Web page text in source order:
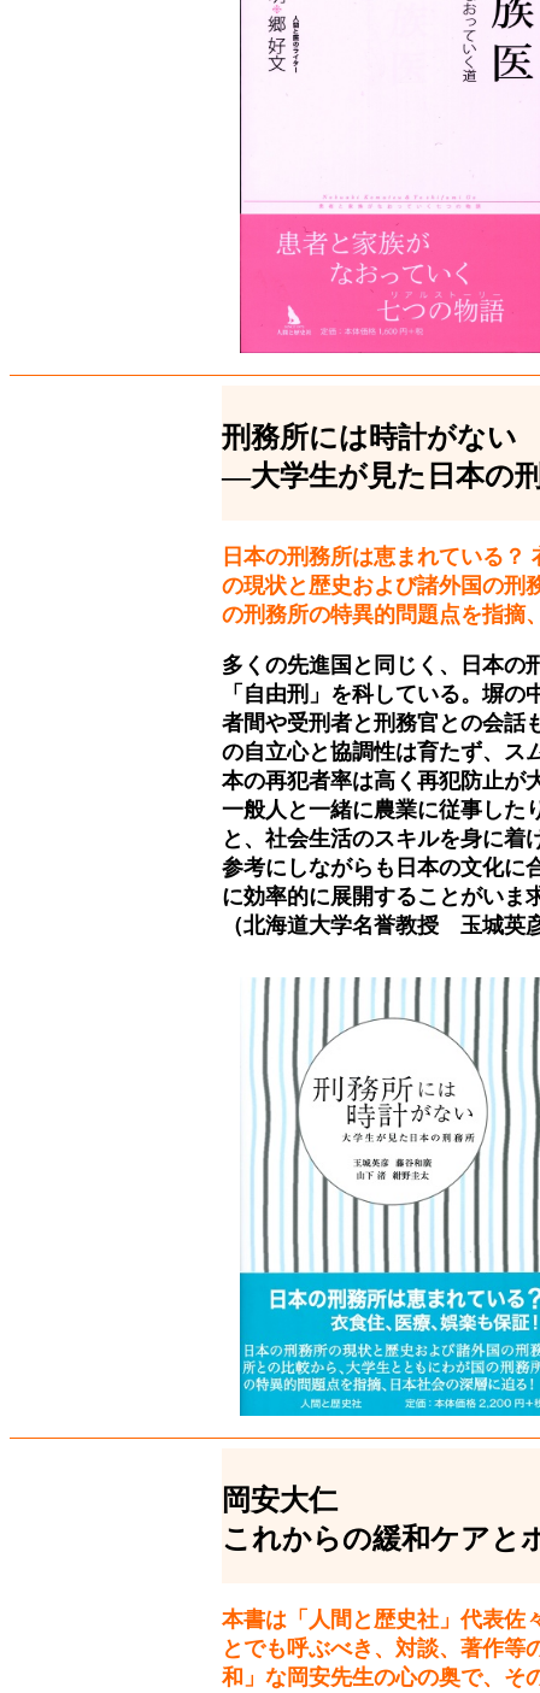
刑務所には時計がない
―大学生が見た日本の
日本の刑務所は恵まれている？
の現状と歴史および諸外国の刑
の刑務所の特異的問題点を指摘
多くの先進国と同じく、日本の
「自由刑」を科している。塀
者間や受刑者と刑務官との会話
の自立心と協調性は育たず、ス
本の再犯者率は高く再犯防止が
一般人と一緒に農業に従事した
と、社会生活のスキルを身に着
参考にしながらも日本の文化に
に効率的に展開することがいま
（北海道大学名誉教授 玉城英
岡安大仁
これからの緩和ケアと
本書は「人間と歴史社」代表佐
とでも呼ぶべき、対談、著作等
和」な岡安先生の心の奥で、そ